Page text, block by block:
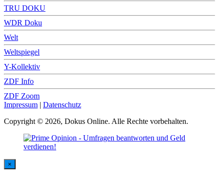
TRU DOKU
WDR Doku
Welt
Weltspiegel
Y-Kollektiv
ZDF Info
ZDF Zoom
Impressum | Datenschutz
Copyright © 2026, Dokus Online. Alle Rechte vorbehalten.
×